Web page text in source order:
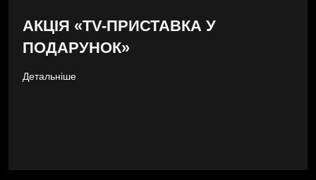
АКЦІЯ «ТV-ПРИСТАВКА У
ПОДАРУНОК»
Детальніше